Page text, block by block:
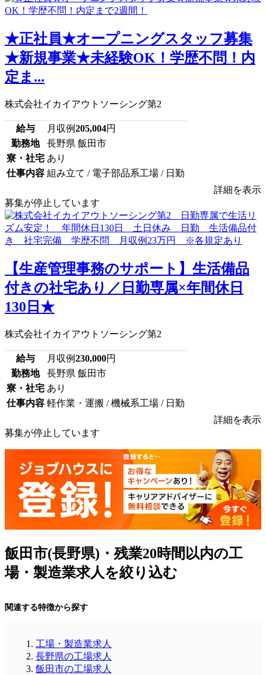
★正社員★オープニングスタッフ募集
★新規事業★未経験OK！学歴不問！内
定ま...
株式会社イカイアウトソーシング第2
給与 月収例205,004円
勤務地
長野県 飯田市
寮・社宅 あり
仕事内容 組み立て / 電子部品系工場 / 日勤
詳細を表示
募集が停止しています
【生産管理事務のサポート】生活備品
付きの社宅あり／日勤専属×年間休日
130日★
株式会社イカイアウトソーシング第2
給与 月収例230,000円
勤務地
長野県 飯田市
寮・社宅 あり
仕事内容 軽作業・運搬 / 機械系工場 / 日勤
詳細を表示
募集が停止しています
飯田市(長野県)・残業20時間以内の工
場・製造業求人を絞り込む
関連する特徴から探す
工場・製造業求人
長野県の工場求人
飯田市の工場求人